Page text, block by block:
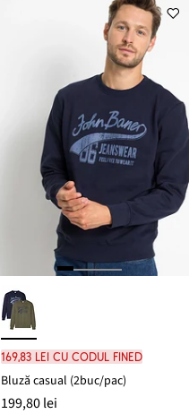
169,83 lei cu codul FINED
Bluză casual (2buc/pac)
199,80 lei